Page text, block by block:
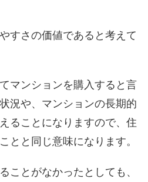
すさの価値であると考えて
マンションを購入すると言
況や、マンションの長期的
ることになりますので、住
とと同じ意味になります。
ことがなかったとしても、